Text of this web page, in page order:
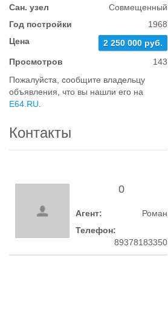
Сан. узел
Совмещенный
Год постройки
1968
Цена
2 250 000 руб.
Просмотров
143
Пожалуйста, сообщите владельцу
объявления, что вы нашли его на
E64.RU
Контакты
0
Агент:
Роман
Телефон:
89378183350